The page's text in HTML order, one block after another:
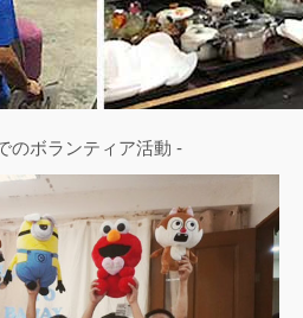
のボランティア活動 -